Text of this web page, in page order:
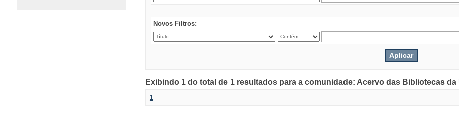
Novos Filtros:
Exibindo 1 do total de 1 resultados para a comunidade: Acervo das Bibliotecas da
1